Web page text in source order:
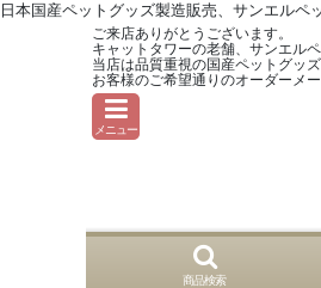
日本国産ペットグッズ製造販売、サンエル
ご来店ありがとうございます。
キャットタワーの老舗、サンエルペ
当店は品質重視の国産ペットグッ
お客様のご希望通りのオーダーメ
メニュー
商品検索